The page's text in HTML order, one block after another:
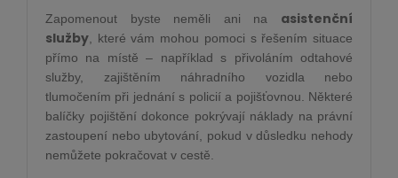
Zapomenout byste neměli ani na asistenční
služby , které vám mohou pomoci s řešením situace
přímo na místě – například s přivoláním odtahové
služby, zajištěním náhradního vozidla nebo
tlumočením při jednání s policií a pojišťovnou. Některé
balíčky pojištění dokonce pokrývají náklady na právní
zastoupení nebo ubytování, pokud v důsledku nehody
nemůžete pokračovat v cestě.